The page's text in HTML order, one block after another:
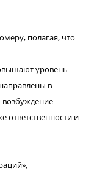
полагая, что
уровень
в
возбуждение
ответственности и